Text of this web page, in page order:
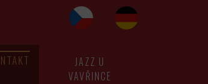
JAZZ U
VAVŘINCE